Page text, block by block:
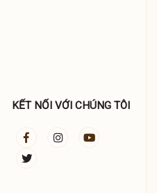
KẾT NỐI VỚI CHÚNG TÔI